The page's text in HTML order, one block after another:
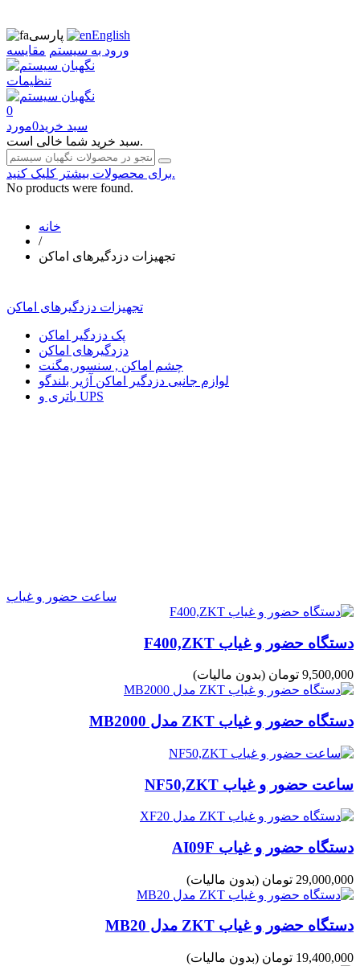
پارسی
English
ورود به سیستم مقایسه
تنظیمات
0
سبد خرید0مورد
سبد خرید شما خالی است.
برای محصولات بیشتر کلیک کنید.
No products were found.
خانه
/
تجهیزات دزدگیرهای اماکن
تجهیزات دزدگیرهای اماکن
پک دزدگیر اماکن
دزدگیرهای اماکن
چشم اماکن , سنسور,مگنت
لوازم جانبی دزدگیر اماکن آژیر بلندگو
باتری و UPS
ساعت حضور و غیاب
دستگاه حضور و غیاب F400,ZKT
9,500,000 تومان (بدون مالیات)
دستگاه حضور و غیاب ZKT مدل MB2000
ساعت حضور و غیاب NF50,ZKT
دستگاه حضور و غیاب AI09F
29,000,000 تومان (بدون مالیات)
دستگاه حضور و غیاب ZKT مدل MB20
19,400,000 تومان (بدون مالیات)